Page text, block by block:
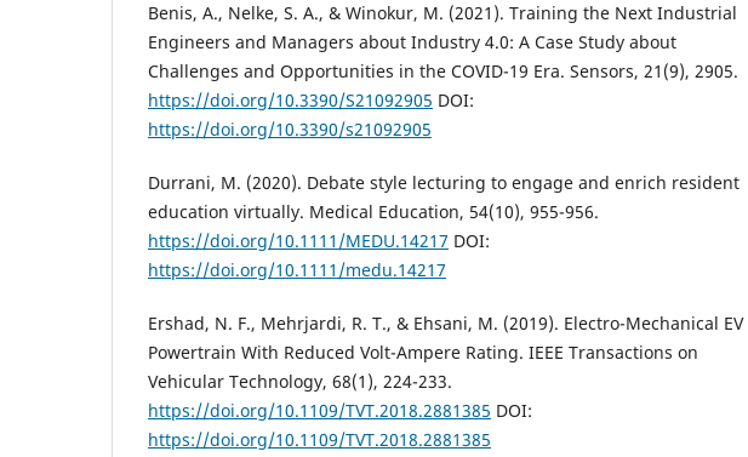
Benis, A., Nelke, S. A., & Winokur, M. (2021). Training the Next Industrial
Engineers and Managers about Industry 4.0: A Case Study about
Challenges and Opportunities in the COVID-19 Era. Sensors, 21(9), 2905.
https://doi.org/10.3390/S21092905 DOI:
https://doi.org/10.3390/s21092905
Durrani, M. (2020). Debate style lecturing to engage and enrich resident
education virtually. Medical Education, 54(10), 955-956.
https://doi.org/10.1111/MEDU.14217 DOI:
https://doi.org/10.1111/medu.14217
Ershad, N. F., Mehrjardi, R. T., & Ehsani, M. (2019). Electro-Mechanical EV
Powertrain With Reduced Volt-Ampere Rating. IEEE Transactions on
Vehicular Technology, 68(1), 224-233.
https://doi.org/10.1109/TVT.2018.2881385 DOI:
https://doi.org/10.1109/TVT.2018.2881385